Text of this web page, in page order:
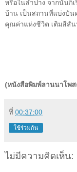
หรือในลำปาง จากนั้นก็
บ้าน เป็นสถานที่แบ่งปัน
คุณค่าแห่งชีวิต เติมสีสั
(หนังสือพิมพ์ลานนาโพส
ที่ 00:37:00
ใช้ร่วมกัน
ไม่มีความคิดเห็น: